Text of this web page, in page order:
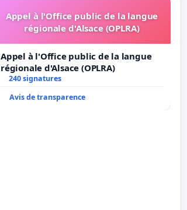
Appel à l'Office public de la langue
régionale d'Alsace (OPLRA)
Appel à l'Office public de la langue
régionale d'Alsace (OPLRA)
240 signatures
Avis de transparence